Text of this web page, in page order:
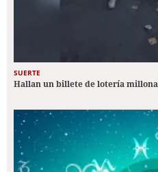
SUERTE
Hallan un billete de lotería